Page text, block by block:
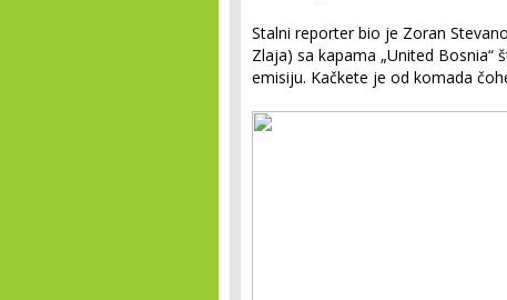
Stalni reporter bio je Zoran
Zlaja) sa kapama „United
emisiju. Kačkete je od komada